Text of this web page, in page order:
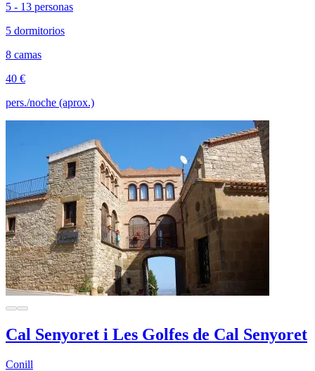
5 - 13 personas
5 dormitorios
8 camas
40 €
pers./noche (aprox.)
Cal Senyoret i Les Golfes de Cal Senyoret
Conill